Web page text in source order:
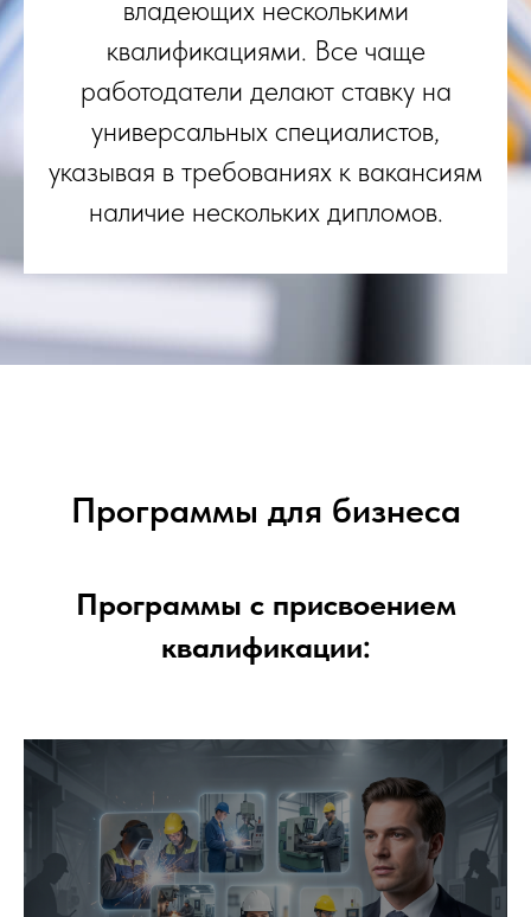
владеющих несколькими
квалификациями. Все чаще
работодатели делают ставку на
универсальных специалистов,
указывая в требованиях к вакансиям
наличие нескольких дипломов.
Программы для бизнеса
Программы с присвоением
квалификации: